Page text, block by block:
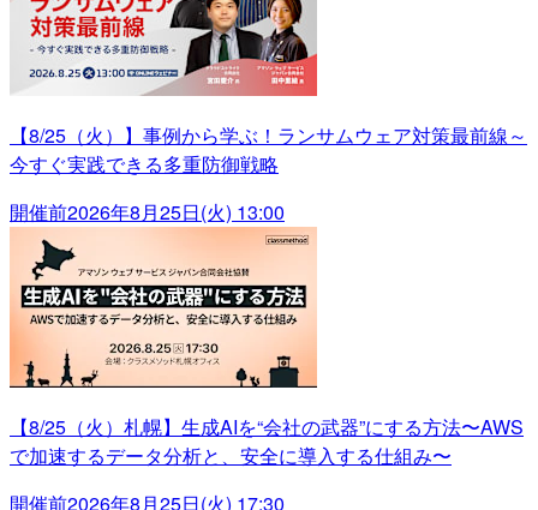
【8/25（火）】事例から学ぶ！ランサムウェア対策最前線～
今すぐ実践できる多重防御戦略
開催前2026年8月25日(火) 13:00
【8/25（火）札幌】生成AIを“会社の武器”にする方法〜AWS
で加速するデータ分析と、安全に導入する仕組み〜
開催前2026年8月25日(火) 17:30